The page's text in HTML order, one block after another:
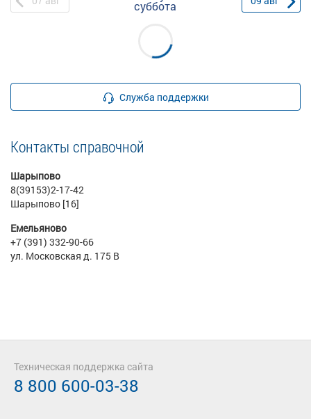
суббота
Служба поддержки
Контакты справочной
Шарыпово
8(39153)2-17-42
Шарыпово [16]
Емельяново
+7 (391) 332-90-66
ул. Московская д. 175 В
Техническая поддержка сайта
8 800 600-03-38